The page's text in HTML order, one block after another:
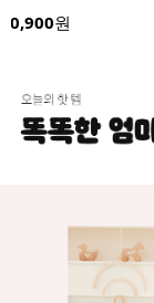
40,900원